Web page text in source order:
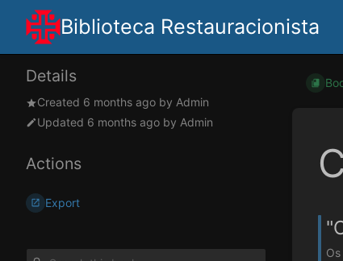
Biblioteca Restauracionista
Details
Created 6 months ago by Admin
Updated 6 months ago by Admin
Actions
Export